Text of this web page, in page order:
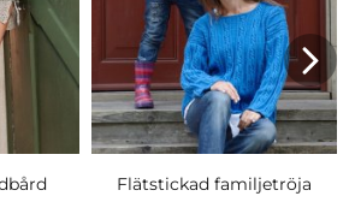
Flätstickad familjetröja